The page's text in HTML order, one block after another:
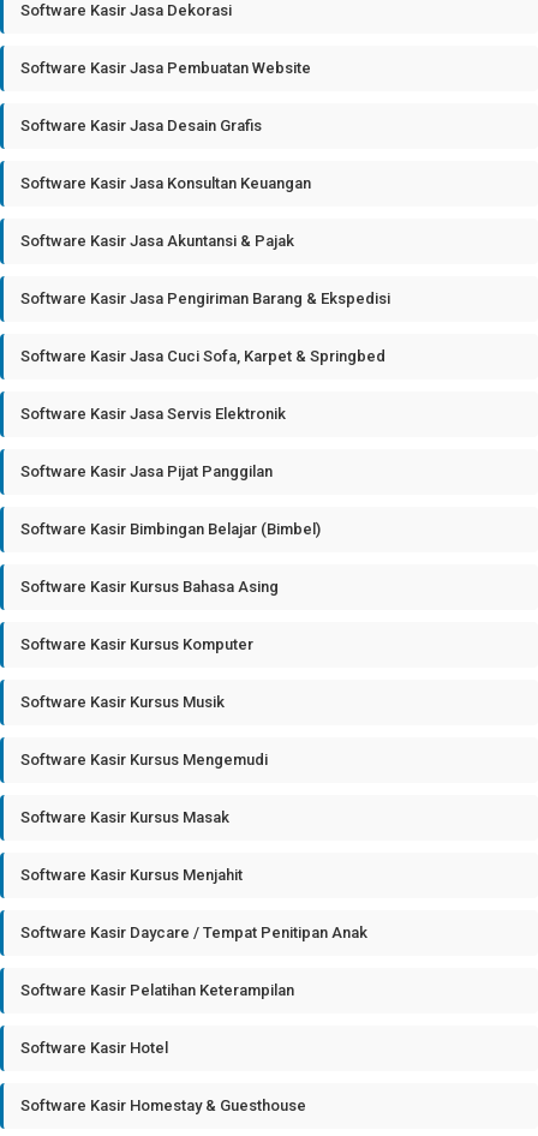
Software Kasir Jasa Dekorasi
Software Kasir Jasa Pembuatan Website
Software Kasir Jasa Desain Grafis
Software Kasir Jasa Konsultan Keuangan
Software Kasir Jasa Akuntansi & Pajak
Software Kasir Jasa Pengiriman Barang & Ekspedisi
Software Kasir Jasa Cuci Sofa, Karpet & Springbed
Software Kasir Jasa Servis Elektronik
Software Kasir Jasa Pijat Panggilan
Software Kasir Bimbingan Belajar (Bimbel)
Software Kasir Kursus Bahasa Asing
Software Kasir Kursus Komputer
Software Kasir Kursus Musik
Software Kasir Kursus Mengemudi
Software Kasir Kursus Masak
Software Kasir Kursus Menjahit
Software Kasir Daycare / Tempat Penitipan Anak
Software Kasir Pelatihan Keterampilan
Software Kasir Hotel
Software Kasir Homestay & Guesthouse